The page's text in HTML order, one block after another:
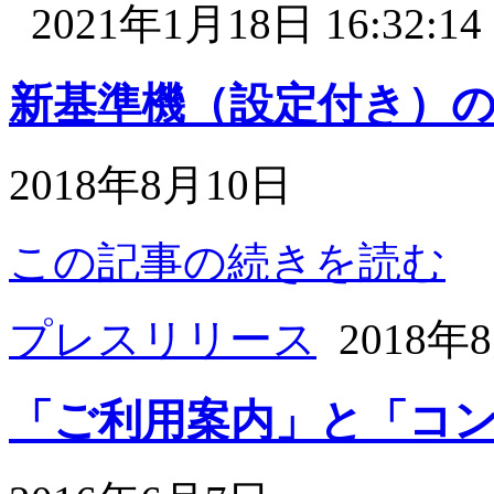
2021年1月18日
新基準機（設定付き）
2018年8月10日
この記事の続きを読む
プレスリリース
2018年
「ご利用案内」と「コ